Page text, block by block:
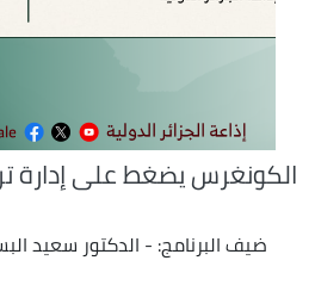
الكونغرس يضغط على إدارة
ضيف البرنامج: - الدكتور سعيد